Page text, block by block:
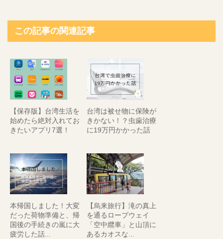
この記事の関連記事
【保存版】台湾生活を
始めたら絶対入れてお
きたいアプリ7選！
台湾は被せ物に保険が
きかない！？虫歯治療
に19万円かかった話
本帰国しました！大変
だった荷物準備と、帰
国後の手続きの嵐に大
疲労した話...
【烏来旅行】滝の真上
を通るロープウェイ
「空中纜車」と山頂に
あるカオスな...